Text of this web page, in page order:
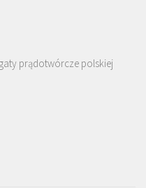
prądotwórcze polskiej